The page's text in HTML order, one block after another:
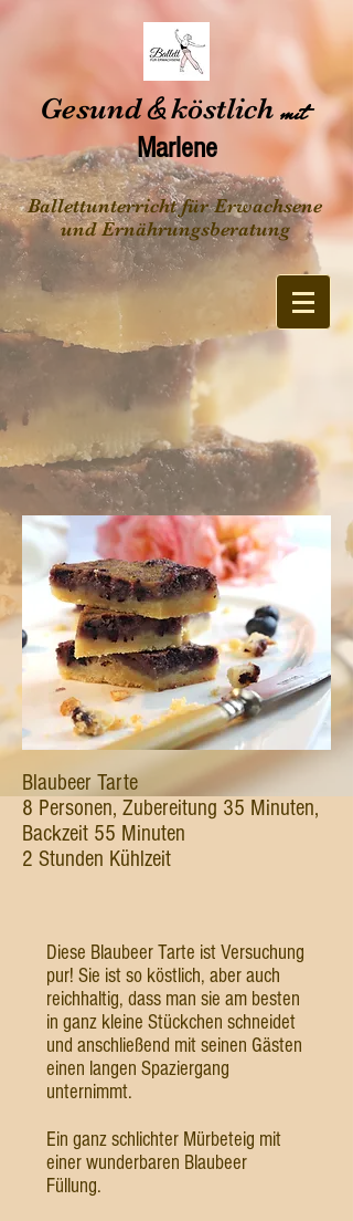
Gesund&köstlichmit
Marlene
Ballettunterricht für Erwachsene
und Ernährungsberatung
Blaubeer Tarte
8 Personen, Zubereitung 35 Minuten,
Backzeit 55 Minuten
2 Stunden Kühlzeit
Diese Blaubeer Tarte ist Versuchung
pur! Sie ist so köstlich, aber auch
reichhaltig, dass man sie am besten
in ganz kleine Stückchen schneidet
und anschließend mit seinen Gästen
einen langen Spaziergang
unternimmt.
Ein ganz schlichter Mürbeteig mit
einer wunderbaren Blaubeer
Füllung.